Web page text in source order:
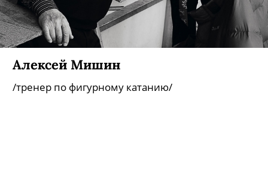
Алексей Мишин
/тренер по фигурному катанию/